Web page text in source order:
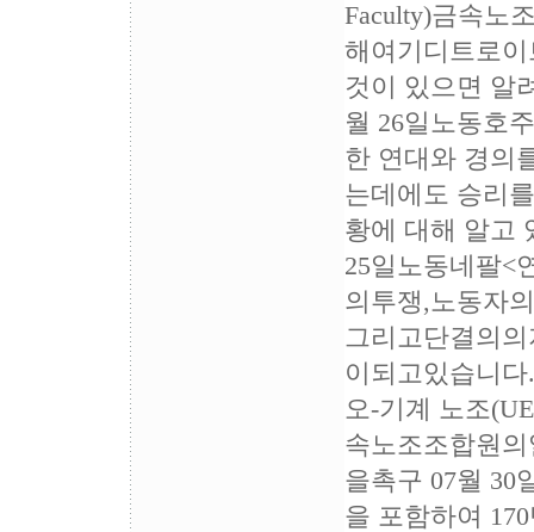
Faculty)금속노
해여기디트로
것이 있으면 알
월 26일노동호
한 연대와 경의
는데에도 승리
황에 대해 알고
25일노동네팔<
의투쟁,노동자
그리고단결의
이되고있습니
오-기계 노조
속노조조합원
을촉구 07월
을 포함하여